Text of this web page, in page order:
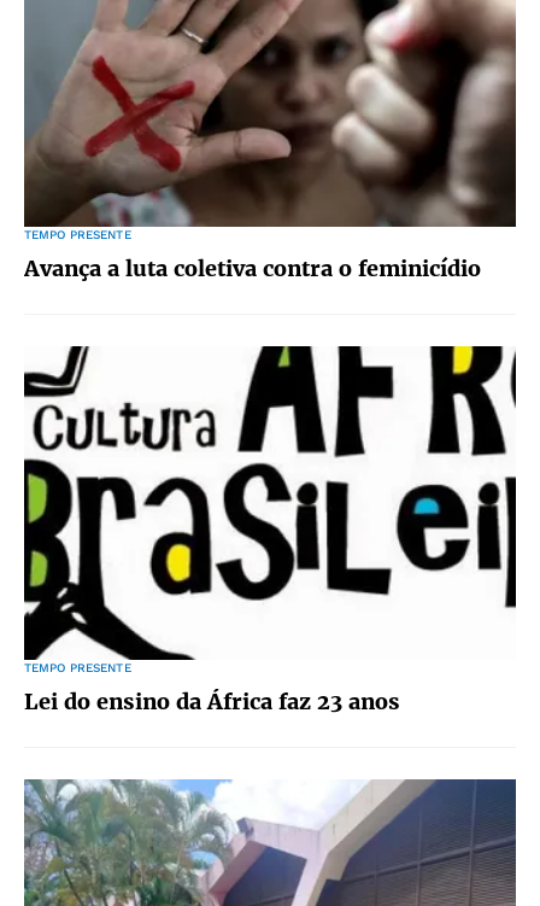
TEMPO PRESENTE
Avança a luta coletiva contra o feminicídio
TEMPO PRESENTE
Lei do ensino da África faz 23 anos